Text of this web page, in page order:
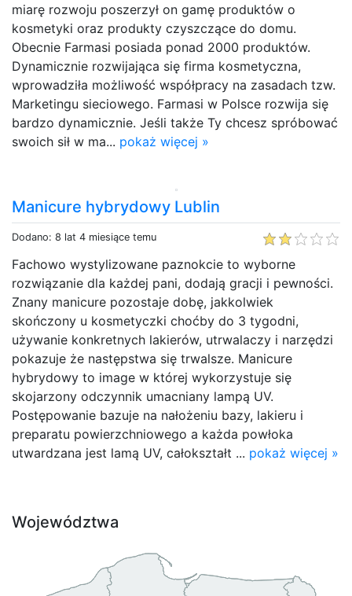
miarę rozwoju poszerzył on gamę produktów o
kosmetyki oraz produkty czyszczące do domu.
Obecnie Farmasi posiada ponad 2000 produktów.
Dynamicznie rozwijająca się firma kosmetyczna,
wprowadziła możliwość współpracy na zasadach tzw.
Marketingu sieciowego. Farmasi w Polsce rozwija się
bardzo dynamicznie. Jeśli także Ty chcesz spróbować
swoich sił w ma... pokaż więcej »
Manicure hybrydowy Lublin
Dodano: 8 lat 4 miesiące temu
Fachowo wystylizowane paznokcie to wyborne
rozwiązanie dla każdej pani, dodają gracji i pewności.
Znany manicure pozostaje dobę, jakkolwiek
skończony u kosmetyczki choćby do 3 tygodni,
używanie konkretnych lakierów, utrwalaczy i narzędzi
pokazuje że następstwa się trwalsze. Manicure
hybrydowy to image w której wykorzystuje się
skojarzony odczynnik umacniany lampą UV.
Postępowanie bazuje na nałożeniu bazy, lakieru i
preparatu powierzchniowego a każda powłoka
utwardzana jest lamą UV, całokształt ... pokaż więcej »
Województwa